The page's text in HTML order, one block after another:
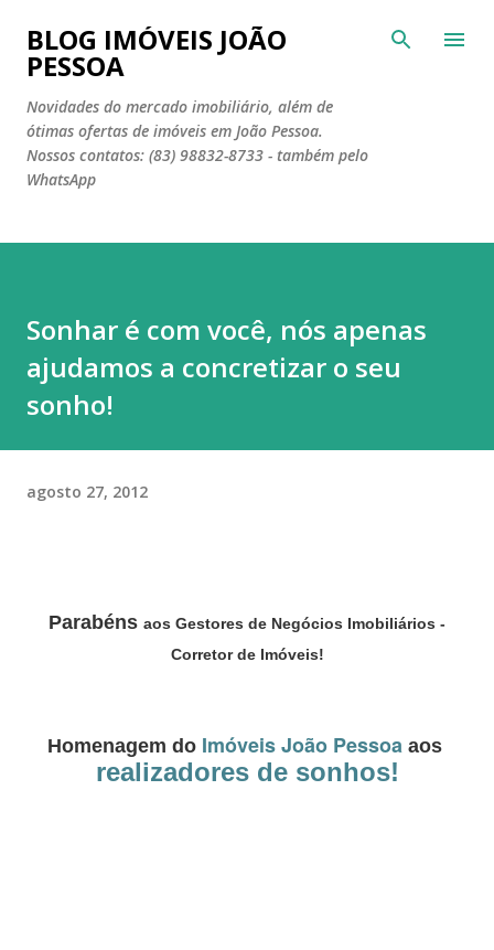
Pular para o conteúdo principal
BLOG IMÓVEIS JOÃO
PESSOA
Novidades do mercado imobiliário, além de
ótimas ofertas de imóveis em João Pessoa.
Nossos contatos: (83) 98832-8733 - também pelo
WhatsApp
Sonhar é com você, nós apenas
ajudamos a concretizar o seu
sonho!
agosto 27, 2012
Parabéns aos Gestores de Negócios Imobiliários -
Corretor de Imóveis!
Homenagem do Imóveis João Pessoaaos
realizadores de sonhos!